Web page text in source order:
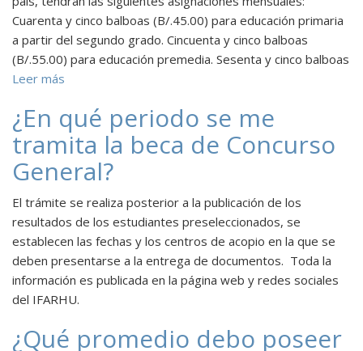
Cuarenta y cinco balboas (B/.45.00) para educación primaria
a partir del segundo grado. Cincuenta y cinco balboas
(B/.55.00) para educación premedia. Sesenta y cinco balboas
Leer más
¿En qué periodo se me
tramita la beca de Concurso
General?
El trámite se realiza posterior a la publicación de los
resultados de los estudiantes preseleccionados, se
establecen las fechas y los centros de acopio en la que se
deben presentarse a la entrega de documentos. Toda la
información es publicada en la página web y redes sociales
del IFARHU.
¿Qué promedio debo poseer